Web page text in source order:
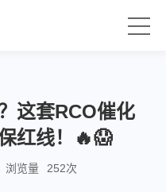
这套RCO催化
红线！🔥😱
浏览量 252次